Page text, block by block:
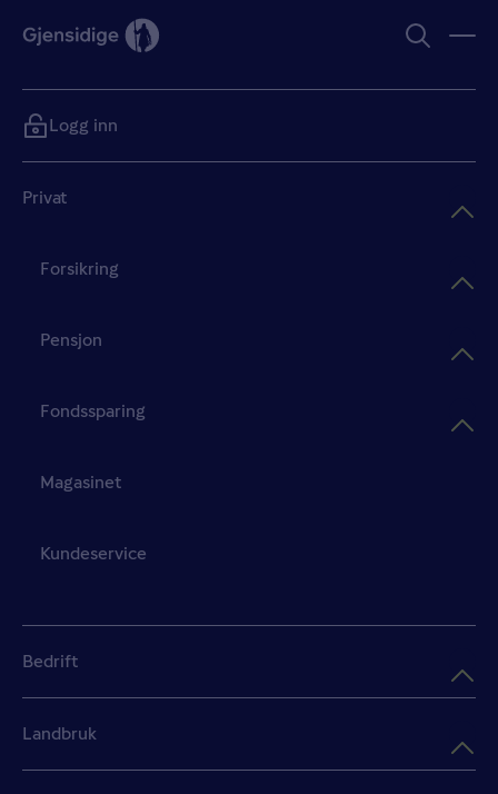
Privat
Forsikring
Pensjon
Fondssparing
Magasinet
Kundeservice
Bedrift
Landbruk
Logg inn